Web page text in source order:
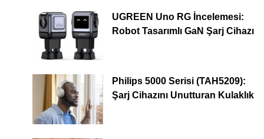
UGREEN Uno RG İncelemesi:
Robot Tasarımlı GaN Şarj Cihazı
Philips 5000 Serisi (TAH5209):
Şarj Cihazını Unutturan Kulaklık